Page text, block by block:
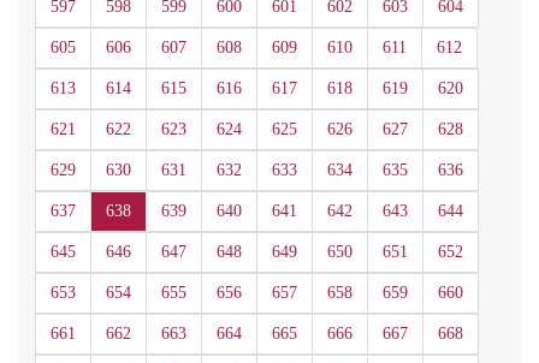
597 598 599 600 601 602 603 604
605 606 607 608 609 610 611 612
613 614 615 616 617 618 619 620
621 622 623 624 625 626 627 628
629 630 631 632 633 634 635 636
637 638 639 640 641 642 643 644
645 646 647 648 649 650 651 652
653 654 655 656 657 658 659 660
661 662 663 664 665 666 667 668